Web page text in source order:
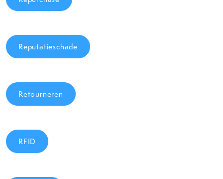
Reputatieschade
Retourneren
RFID